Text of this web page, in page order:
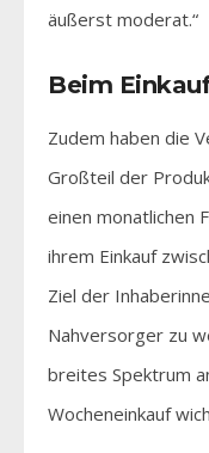
äußerst moderat.“
Beim
Zudem haben die
Großteil der
einen monatlichen
ihrem Einkauf
Ziel der
Nahversorger zu
breites Spektrum
Wocheneinkauf